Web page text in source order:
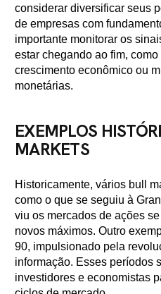
considerar diversificar seus
de empresas com
importante monitorar os
estar chegando ao fim,
crescimento econômico ou
monetárias.
EXEMPLOS
MARKETS
Historicamente, vários bull
como o que se seguiu à
viu os mercados de ações
novos máximos. Outro
90, impulsionado pela
informação. Esses períodos
investidores e economistas